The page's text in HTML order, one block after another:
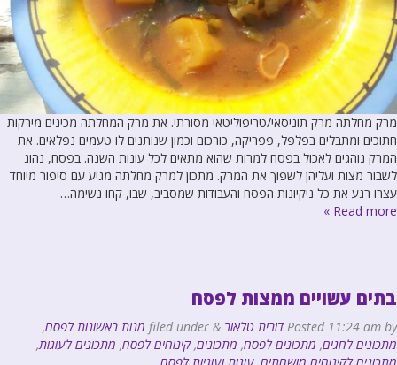
מרק מחלתה מרק תוניסאי/טריפוליטאי מסורתי. את מרק המחלתה מכינים מירקות
חתוכים ומתבלים בפלפל, פפריקה, כורכום וכמון שנותנים לו טעמים נפלאים. את
המרק נוהגים לאכול בפסח למרות שהוא מתאים לכל עונות השנה. בפסח, נהוג
לשבור מצות ועליהן לשפוך את המרק. מתכון למרק מחלתה מגיע עם סיפור מיוחד
עצרו רגע את כל ניקיונות הפסח והעבודות שמסביב, שבו, קחו נשימה…
Read more »
בתים עשויים ממצות לפסח
Posted 11:24 am by דורית טלאור & מנות ראשונות לפסח,
מתכונים לחגים, מתכונים לפסח, מתכונים,קינוחים לפסח, מתכונים לעוגות,